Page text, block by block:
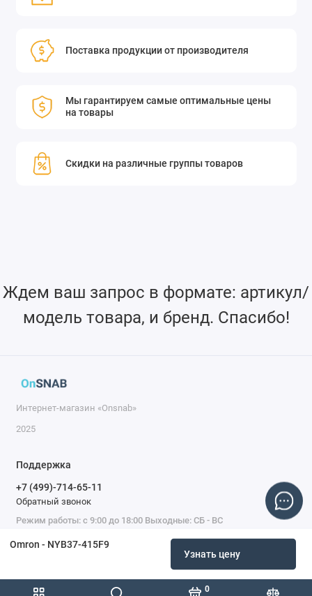
0
Omron - NYB37-415F9
Узнать цену
Поставка продукции от производителя
Мы гарантируем самые оптимальные цены
на товары
Скидки на различные группы товаров
Ждем ваш запрос в формате: артикул/
модель товара, и бренд. Спасибо!
Интернет-магазин «Onsnab»
2025
Поддержка
+7 (499)-714-65-11
Обратный звонок
Режим работы: с 9:00 до 18:00 Выходные: СБ - ВС